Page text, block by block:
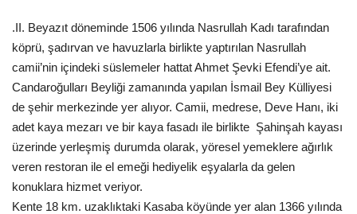
Araştırma - İnceleme
Lezzet Durakları
Röportajlar
Gezi - Yorum
Sizlerden Gelenler
.II. Beyazıt döneminde 1506 yılında Nasrullah Kadı tarafından
köprü, şadırvan ve havuzlarla birlikte yaptırılan Nasrullah
camii’nin içindeki süslemeler hattat Ahmet Şevki Efendi’ye ait.
Candaroğulları Beyliği zamanında yapılan İsmail Bey Külliyesi
de şehir merkezinde yer alıyor. Camii, medrese, Deve Hanı, iki
adet kaya mezarı ve bir kaya fasadı ile birlikte Şahinşah kayası
üzerinde yerleşmiş durumda olarak, yöresel yemeklere ağırlık
veren restoran ile el emeği hediyelik eşyalarla da gelen
konuklara hizmet veriyor.
Kente 18 km. uzaklıktaki Kasaba köyünde yer alan 1366 yılında